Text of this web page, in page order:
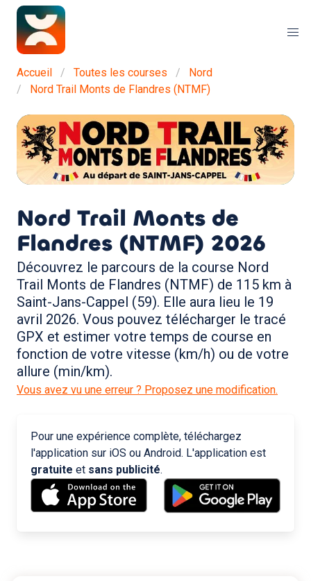
Accueil Toutes les courses
Nord
Nord Trail Monts de Flandres (NTMF)
Nord Trail Monts de
Flandres (NTMF) 2026
Découvrez le parcours de la course Nord
Trail Monts de Flandres (NTMF) de 115 km à
Saint-Jans-Cappel (59). Elle aura lieu le 19
avril 2026. Vous pouvez télécharger le tracé
GPX et estimer votre temps de course en
fonction de votre vitesse (km/h) ou de votre
allure (min/km).
Vous avez vu une erreur ? Proposez une modification.
Pour une expérience complète, téléchargez
l'application sur iOS ou Android. L'application est
gratuite et sans publicité.